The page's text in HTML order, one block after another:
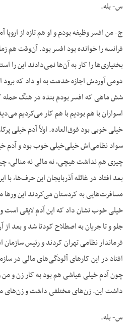
س- بله.
ج- من افسر وظیفه بودم و او هم تازه از
فرانسه را خوانده بود افسر بود. آن‌وقت هم
بختیاری‌ها را کار به آن‌ها نمی‌دادند این را
دومی آوردش اجازه خدمت به او داد که برود
شش ماهی که افسر بودم بنده در هنگ حمله
اسواران با هم بودیم با هم کار می‌کردیم
خیلی خوبی بود فوق‌العاده. اولاً آدم خیلی
چیزی هم نداشت هیچی، نه مالی نه منالی،
بعد افتاد در غائله آذربایجان این حرف‌ها، با
مسافرت‌هایی به کردستان می‌کردند این
خیلی خوب نشان داد که این آدم لایقی است و
جلو و تا جریان به اصطلاح کودتا شد و بعد از
فرماندار نظامی تهران کردند و رئیس
افتاد در این کارهای آلودگی‌های مالی در
چون آدم خیلی عیاشی هم بود به کار زن و
داشت این. زن‌های مختلفی داشت و زن‌های
س- بله.